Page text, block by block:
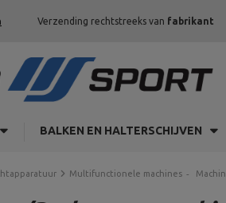
Verzending rechtstreeks van fabrikant
BALKEN EN HALTERSCHIJVEN
Multifunctionele machines